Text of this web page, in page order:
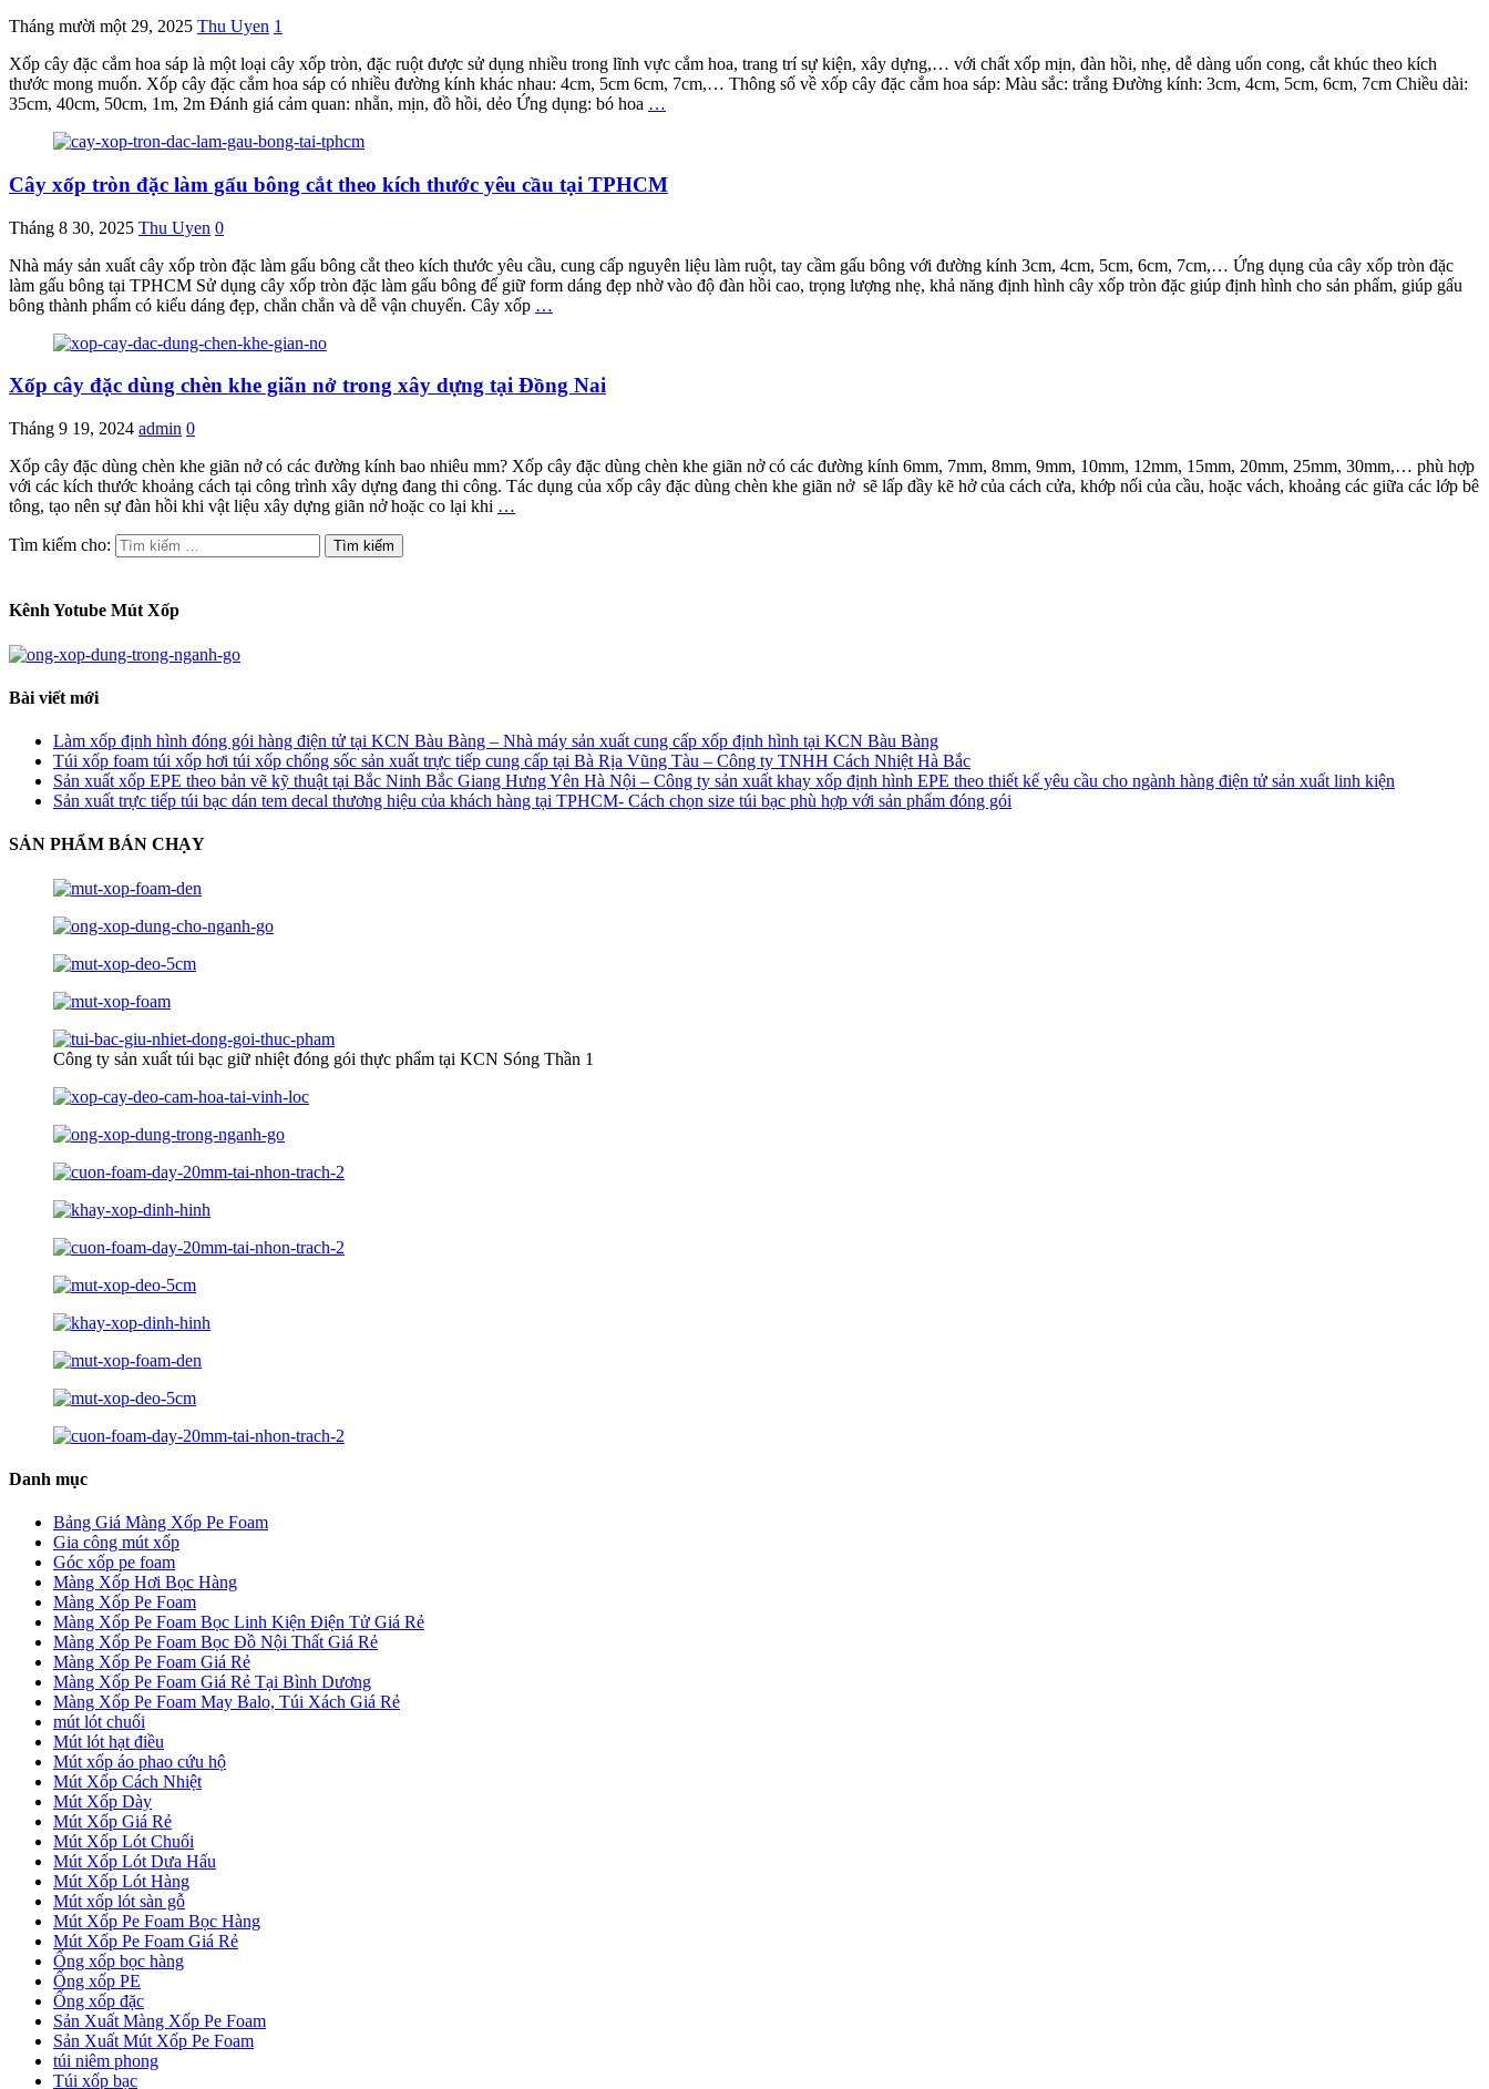
Tháng mười một 29, 2025 Thu Uyen 1
Xốp cây đặc cắm hoa sáp là một loại cây xốp tròn, đặc ruột được sử dụng nhiều trong lĩnh vực cắm hoa, trang trí sự kiện, xây dựng,… với chất xốp mịn, đàn hồi, nhẹ, dễ dàng uốn cong, cắt khúc theo kích
thước mong muốn. Xốp cây đặc cắm hoa sáp có nhiều đường kính khác nhau: 4cm, 5cm 6cm, 7cm,… Thông số về xốp cây đặc cắm hoa sáp: Màu sắc: trắng Đường kính: 3cm, 4cm, 5cm, 6cm, 7cm Chiều dài:
35cm, 40cm, 50cm, 1m, 2m Đánh giá cảm quan: nhẵn, mịn, đồ hồi, dẻo Ứng dụng: bó hoa …
Cây xốp tròn đặc làm gấu bông cắt theo kích thước yêu cầu tại TPHCM
Tháng 8 30, 2025 Thu Uyen 0
Nhà máy sản xuất cây xốp tròn đặc làm gấu bông cắt theo kích thước yêu cầu, cung cấp nguyên liệu làm ruột, tay cầm gấu bông với đường kính 3cm, 4cm, 5cm, 6cm, 7cm,… Ứng dụng của cây xốp tròn đặc
làm gấu bông tại TPHCM Sử dụng cây xốp tròn đặc làm gấu bông để giữ form dáng đẹp nhờ vào độ đàn hồi cao, trọng lượng nhẹ, khả năng định hình cây xốp tròn đặc giúp định hình cho sản phẩm, giúp gấu
bông thành phẩm có kiểu dáng đẹp, chắn chắn và dễ vận chuyển. Cây xốp …
Xốp cây đặc dùng chèn khe giãn nở trong xây dựng tại Đồng Nai
Tháng 9 19, 2024 admin 0
Xốp cây đặc dùng chèn khe giãn nở có các đường kính bao nhiêu mm? Xốp cây đặc dùng chèn khe giãn nở có các đường kính 6mm, 7mm, 8mm, 9mm, 10mm, 12mm, 15mm, 20mm, 25mm, 30mm,… phù hợp
với các kích thước khoảng cách tại công trình xây dựng đang thi công. Tác dụng của xốp cây đặc dùng chèn khe giãn nở sẽ lấp đầy kẽ hở của cách cửa, khớp nối của cầu, hoặc vách, khoảng các giữa các lớp bê
tông, tạo nên sự đàn hồi khi vật liệu xây dựng giãn nở hoặc co lại khi …
Tìm kiếm cho:
Kênh Yotube Mút Xốp
Bài viết mới
Làm xốp định hình đóng gói hàng điện tử tại KCN Bàu Bàng – Nhà máy sản xuất cung cấp xốp định hình tại KCN Bàu Bàng
Túi xốp foam túi xốp hơi túi xốp chống sốc sản xuất trực tiếp cung cấp tại Bà Rịa Vũng Tàu – Công ty TNHH Cách Nhiệt Hà Bắc
Sản xuất xốp EPE theo bản vẽ kỹ thuật tại Bắc Ninh Bắc Giang Hưng Yên Hà Nội – Công ty sản xuất khay xốp định hình EPE theo thiết kế yêu cầu cho ngành hàng điện tử sản xuất linh kiện
Sản xuất trực tiếp túi bạc dán tem decal thương hiệu của khách hàng tại TPHCM- Cách chọn size túi bạc phù hợp với sản phẩm đóng gói
SẢN PHẨM BÁN CHẠY
Công ty sản xuất túi bạc giữ nhiệt đóng gói thực phẩm tại KCN Sóng Thần 1
Danh mục
Bảng Giá Màng Xốp Pe Foam
Gia công mút xốp
Góc xốp pe foam
Màng Xốp Hơi Bọc Hàng
Màng Xốp Pe Foam
Màng Xốp Pe Foam Bọc Linh Kiện Điện Tử Giá Rẻ
Màng Xốp Pe Foam Bọc Đồ Nội Thất Giá Rẻ
Màng Xốp Pe Foam Giá Rẻ
Màng Xốp Pe Foam Giá Rẻ Tại Bình Dương
Màng Xốp Pe Foam May Balo, Túi Xách Giá Rẻ
mút lót chuối
Mút lót hạt điều
Mút xốp áo phao cứu hộ
Mút Xốp Cách Nhiệt
Mút Xốp Dày
Mút Xốp Giá Rẻ
Mút Xốp Lót Chuối
Mút Xốp Lót Dưa Hấu
Mút Xốp Lót Hàng
Mút xốp lót sàn gỗ
Mút Xốp Pe Foam Bọc Hàng
Mút Xốp Pe Foam Giá Rẻ
Ống xốp bọc hàng
Ống xốp PE
Ống xốp đặc
Sản Xuất Màng Xốp Pe Foam
Sản Xuất Mút Xốp Pe Foam
túi niêm phong
Túi xốp bạc